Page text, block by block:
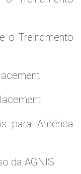
o Treinamento
para América
da AGNIS